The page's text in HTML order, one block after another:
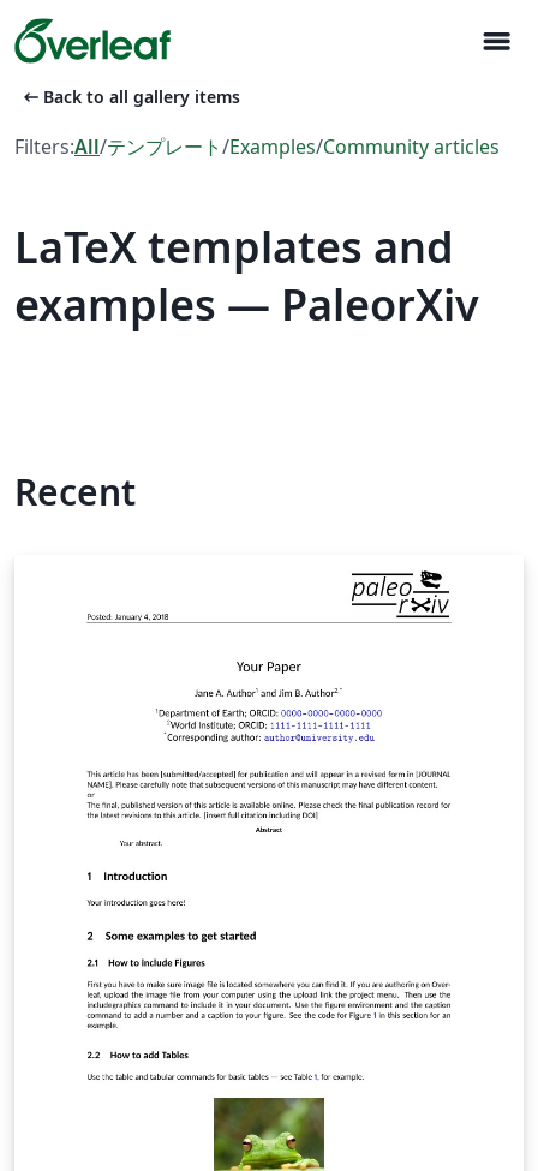
menu
arrow_left_alt Back to all gallery items
Filters:All/テンプレート/Examples/Community articles
LaTeX templates and
examples — PaleorXiv
Recent